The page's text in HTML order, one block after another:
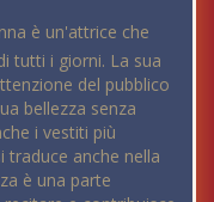
è un'attrice che
tutti i giorni. La sua
del pubblico
bellezza senza
i vestiti più
traduce anche nella
è una parte